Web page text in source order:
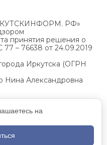
РФ»
принятия решения о
– 76638 от 24.09.2019
Иркутска (ОГРН
Нина Александровна
на